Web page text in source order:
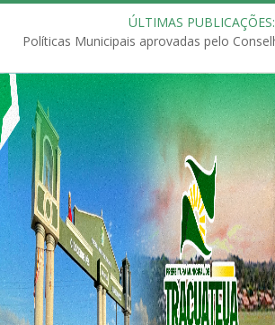
ÚLTIMAS PUBLICAÇÕES: